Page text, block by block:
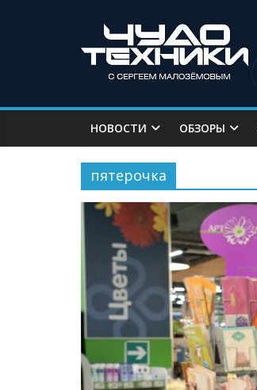
НОВОСТИ ОБЗОРЫ
пятерочка